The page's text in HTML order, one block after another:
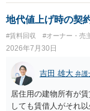
する動機づけがなく
も、建物を賃貸人に
するのが良いと思い
あるお知り合いさん
められるため望ましい
地代値上げ時の契
#賃料回収 #オーナー・売
2026年7月30日
吉田 雄大 弁護
居住用の建物所有が
しても賃借人がそれ